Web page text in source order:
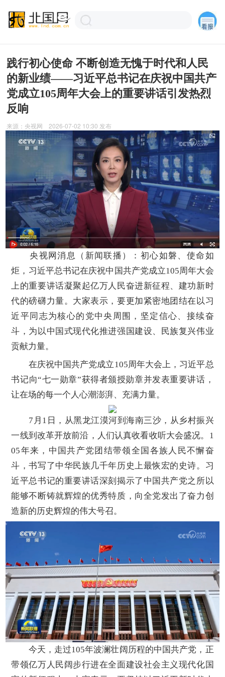
践行初心使命 不断创造无愧于时代和人民
的新业绩——习近平总书记在庆祝中国共产
党成立105周年大会上的重要讲话引发热烈
反响
来源：央视网 2026-07-02 10:30 发布
央视网消息（新闻联播）：初心如磐、使命如
炬，习近平总书记在庆祝中国共产党成立105周年大会
上的重要讲话凝聚起亿万人民奋进新征程、建功新时
代的磅礴力量。大家表示，要更加紧密地团结在以习
近平同志为核心的党中央周围，坚定信心、接续奋
斗，为以中国式现代化推进强国建设、民族复兴伟业
贡献力量。
在庆祝中国共产党成立105周年大会上，习近平总
书记向“七一勋章”获得者颁授勋章并发表重要讲话，
让在场的每一个人心潮澎湃、充满力量。
7月1日，从黑龙江漠河到海南三沙，从乡村振兴
一线到改革开放前沿，人们认真收看收听大会盛况。1
05年来，中国共产党团结带领全国各族人民不懈奋
斗，书写了中华民族几千年历史上最恢宏的史诗。习
近平总书记的重要讲话深刻揭示了中国共产党之所以
能够不断铸就辉煌的优秀特质，向全党发出了奋力创
造新的历史辉煌的伟大号召。
今天，走过105年波澜壮阔历程的中国共产党，正
带领亿万人民阔步行进在全面建设社会主义现代化国